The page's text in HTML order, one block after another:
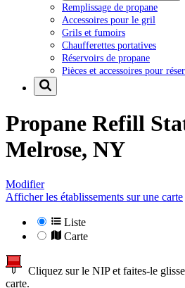
Remplissage de propane
Accessoires pour le gril
Grils et fumoirs
Chaufferettes portatives
Réservoirs de propane
Pièces et accessoires pour
Propane Refill
Melrose, NY
Modifier
Afficher les établissements sur une carte
Liste
Carte
Cliquez sur le NIP et faites-le
carte.